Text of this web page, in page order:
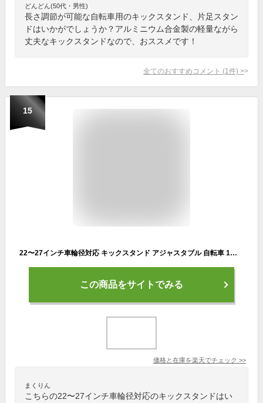
どんどん(50代・男性)
長さ調節が可能な自転車用のキックスタンド、片足スタン
ドはいかがでしょうか？アルミニウム合金製の軽量ながら
丈夫なキックスタンドなので、おススメです！
全てのおすすめコメント (1 件) >
15
22〜27インチ車輪径対応 キックスタンド アジャスタブル 自転車 1本スタンド 片足 ロードバイク マウンテンバイク サイドスタンド ◇ALW-GLA-200| クロスバイク 自転車スタンド 自転車用 片足サイドスタンド 軽量 ブラック ホワイト 取り付け サイクリング 長さ調整 角度調整
この商品をサイトでみる
価格と在庫を楽天でチェック >>
まくりん
こちらの22〜27インチ車輪径対応のキックスタンドはい